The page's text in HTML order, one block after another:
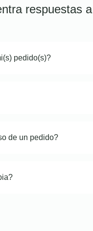
respuestas
pedido(s)?
de un pedido?